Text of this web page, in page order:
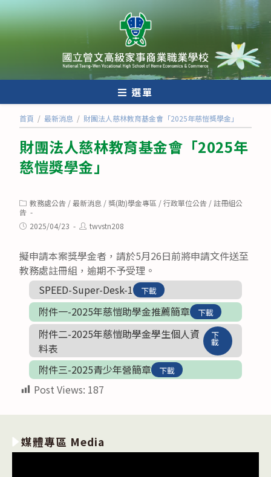
跳
轉
至
內
選單
首頁 / 最新消息 / 財團法人慈林教育基金會「2025年慈愷獎學金」
財團法人慈林教育基金會「2025年
慈愷獎學金」
Post
category:
教務處公告 /最新消息 /獎(助)學金專區 /行政單位公告 /註冊組公
告
Post2025/04/23
Posttwvstn208
擬申請本案獎學金者，請於5月26日前將申請文件送至
教務處註冊組，逾期不予受理。
SPEED-Super-Desk-1
下載
附件一-2025年慈愷助學金推薦簡章 下載
附件二-2025年慈愷助學金學生個人資
料表
下
載
附件三-2025青少年營簡章 下載
Post Views: 187
媒體專區 Media